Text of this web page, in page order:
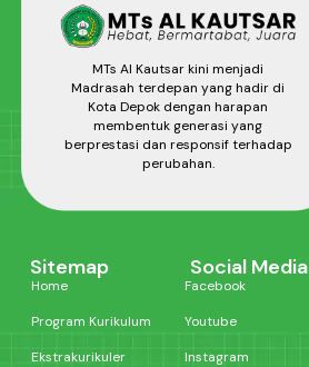
MTs Al Kautsar kini menjadi
Madrasah terdepan yang hadir di
Kota Depok dengan harapan
membentuk generasi yang
berprestasi dan responsif terhadap
perubahan.
Sitemap
Home
Program Kurikulum
Ekstrakurikuler
Social Media
Facebook
Youtube
Instagram